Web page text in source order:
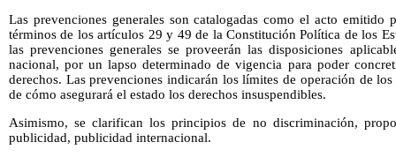
Las prevenciones generales son catalogadas como el acto emitido
términos de los artículos 29 y 49 de la Constitución Política de los
las prevenciones generales se proveerán las disposiciones
nacional, por un lapso determinado de vigencia para poder
derechos. Las prevenciones indicarán los límites de operación de
de cómo asegurará el estado los derechos insuspendibles.
Asimismo, se clarifican los principios de no discriminación,
publicidad, publicidad internacional.